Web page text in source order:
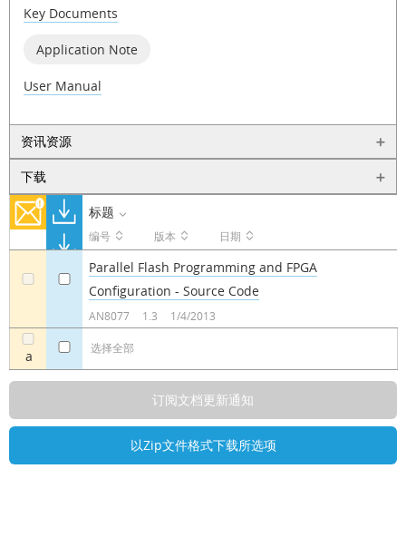
Key Documents
Application Note
User Manual
资讯资源
下载
标题
编号 版本 日期
a 选择全部
Parallel Flash Programming and FPGA
Configuration - Source Code
AN8077 1.3 1/4/2013